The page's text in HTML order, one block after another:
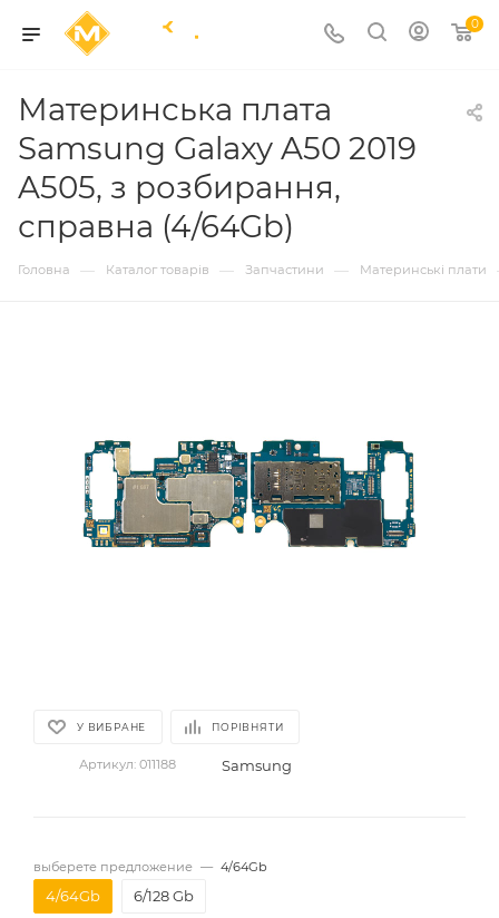
0
Материнська плата
Samsung Galaxy A50 2019
A505, з розбирання,
справна (4/64Gb)
Головна — Каталог товарів — Запчастини — Материнські плати
У ВИБРАНЕ ПОРІВНЯТИ
Артикул: 011188 Samsung
выберете предложение — 4/64Gb
4/64Gb 6/128 Gb